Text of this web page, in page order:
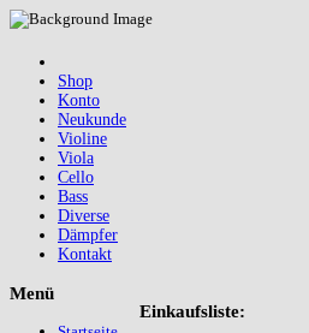
Shop
Konto
Neukunde
Violine
Viola
Cello
Bass
Diverse
Dämpfer
Kontakt
Einkaufsliste:
Menü